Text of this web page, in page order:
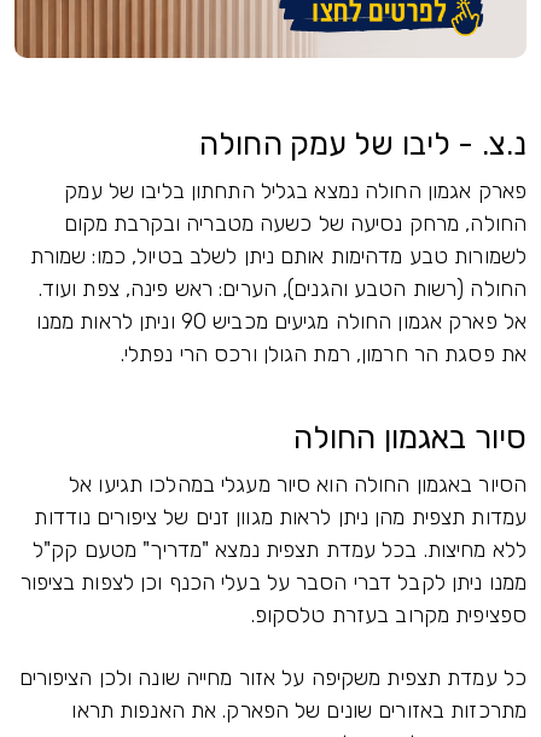
נ.צ. - ליבו של עמק החולה
פארק אגמון החולה נמצא בגליל התחתון בליבו של עמק
החולה, מרחק נסיעה של כשעה מטבריה ובקרבת מקום
לשמורות טבע מדהימות אותם ניתן לשלב בטיול, כמו: שמורת
החולה (רשות הטבע והגנים), הערים: ראש פינה, צפת ועוד.
אל פארק אגמון החולה מגיעים מכביש 90 וניתן לראות ממנו
את פסגת הר חרמון, רמת הגולן ורכס הרי נפתלי.
סיור באגמון החולה
הסיור באגמון החולה הוא סיור מעגלי במהלכו תגיעו אל
עמדות תצפית מהן ניתן לראות מגוון זנים של ציפורים נודדות
ללא מחיצות. בכל עמדת תצפית נמצא "מדריך" מטעם קק"ל
ממנו ניתן לקבל דברי הסבר על בעלי הכנף וכן לצפות בציפור
ספציפית מקרוב בעזרת טלסקופ.
כל עמדת תצפית משקיפה על אזור מחייה שונה ולכן הציפורים
מתרכזות באזורים שונים של הפארק. את האנפות תראו